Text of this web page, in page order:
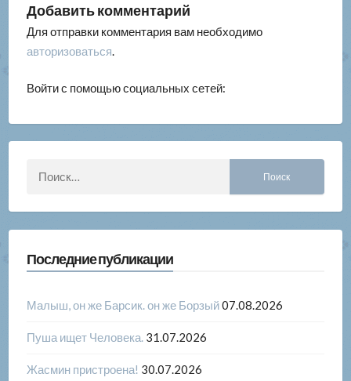
Добавить комментарий
Для отправки комментария вам необходимо
авторизоваться.
Войти с помощью социальных сетей:
Последние публикации
Малыш, он же Барсик. он же Борзый07.08.2026
Пуша ищет Человека. 31.07.2026
Жасмин пристроена! 30.07.2026